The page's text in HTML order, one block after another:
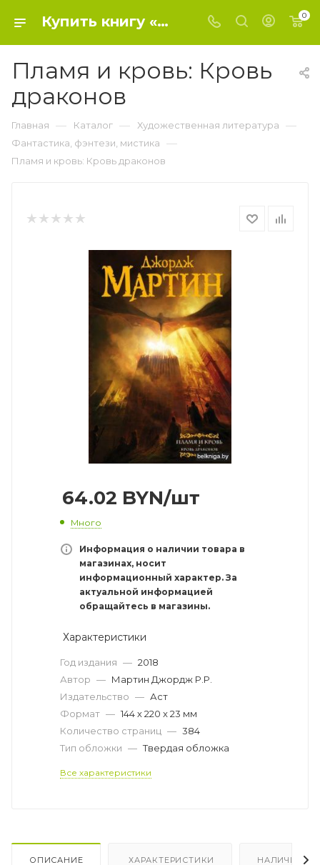
Купить книгу «Пламя и кровь: Кровь драконов» 2018, Мартин Джордж Р.Р. - Фантастика, фэнтези, мистика 0
Пламя и кровь: Кровь
драконов
Главная — Каталог — Художественная литература —
Фантастика, фэнтези, мистика —
Пламя и кровь: Кровь драконов
64.02 BYN/шт
Много
Информация о наличии товара в
магазинах, носит
информационный характер. За
актуальной информацией
обращайтесь в магазины.
Характеристики
Год издания — 2018
Автор — Мартин Джордж Р.Р.
Издательство — Аст
Формат — 144 х 220 x 23 мм
Количество страниц — 384
Тип обложки — Твердая обложка
Все характеристики
ОПИСАНИЕ ХАРАКТЕРИСТИКИ НАЛИЧИЕ